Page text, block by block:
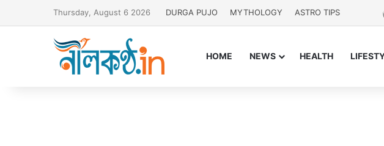
Thursday, August 6 2026 DURGA PUJO MYTHOLOGY ASTRO TIPS
HOME NEWS HEALTH